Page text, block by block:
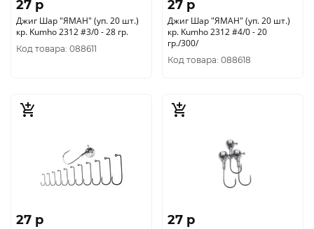
27 p
Джиг Шар "ЯМАН" (уп. 20 шт.)
кр. Kumho 2312 #3/0 - 28 гр.
Код товара: 088611
27 p
Джиг Шар "ЯМАН" (уп. 20 шт.)
кр. Kumho 2312 #4/0 - 20
гр./300/
Код товара: 088618
27 p 27 p